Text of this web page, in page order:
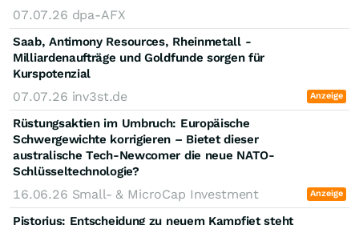
07.07.26 dpa-AFX
Saab, Antimony Resources, Rheinmetall -
Milliardenaufträge und Goldfunde sorgen für
Kurspotenzial
07.07.26 inv3st.de Anzeige
Rüstungsaktien im Umbruch: Europäische
Schwergewichte korrigieren – Bietet dieser
australische Tech-Newcomer die neue NATO-
Schlüsseltechnologie?
16.06.26 Small- & MicroCap Investment Anzeige
Pistorius: Entscheidung zu neuem Kampfjet steht